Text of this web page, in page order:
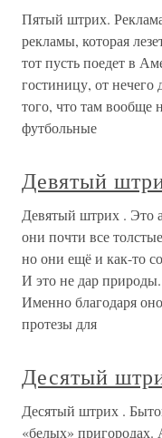
Пятый штрих.
рекламы, которая
тот пусть поедет в
гостиницу, от нечего
того, что там вообще
футбольные
Девятый
Девятый штрих . Это
они почти все
но они ещё и как-то
И это не дар
Именно благодаря
протезы для
Десятый
Десятый штрих .
«белых»